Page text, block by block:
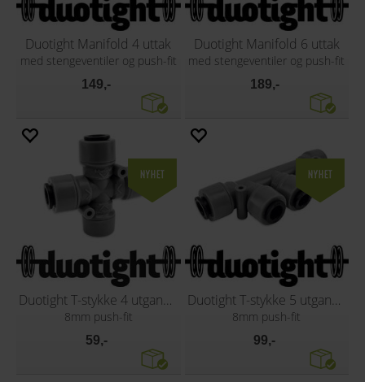
Duotight Manifold 4 uttak
med stengeventiler og push-fit
149,-
Duotight Manifold 6 uttak
med stengeventiler og push-fit
189,-
Duotight T-stykke 4 utganger
8mm push-fit
59,-
Duotight T-stykke 5 utganger
8mm push-fit
99,-